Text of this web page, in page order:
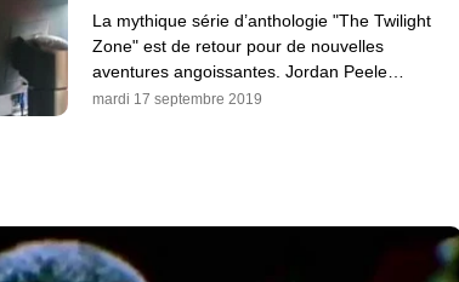
La mythique série d’anthologie "The Twilight
Zone" est de retour pour de nouvelles
aventures angoissantes. Jordan Peele…
mardi 17 septembre 2019